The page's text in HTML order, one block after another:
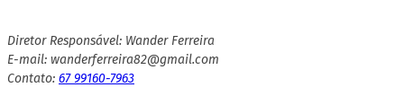
Diretor Responsável: Wander Ferreira
E-mail: wanderferreira82@gmail.com
Contato: 67 99160-7963